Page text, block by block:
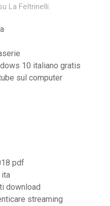
La Feltrinelli.
10 italiano gratis
sul computer
pdf
ita
download
streaming